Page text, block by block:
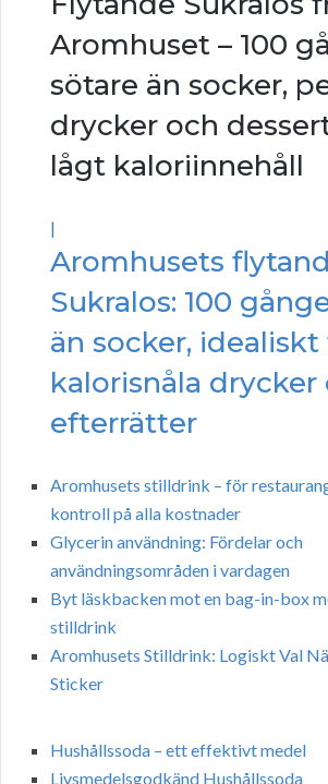
Aromhuset – 100
sötare än socker,
drycker och
lågt kaloriinnehåll
|
Aromhusets
Sukralos: 100
än socker,
kalorisnåla drycker
efterrätter
Aromhusets stilldrink – för
kontroll på alla kostnader
Glycerin användning: Fördelar och
användningsområden i vardagen
Byt läskbacken mot en bag-in-box
stilldrink
Aromhusets Stilldrink: Logiskt Val
Sticker
Hushållssoda – ett effektivt medel
Livsmedelsgodkänd Hushållssoda